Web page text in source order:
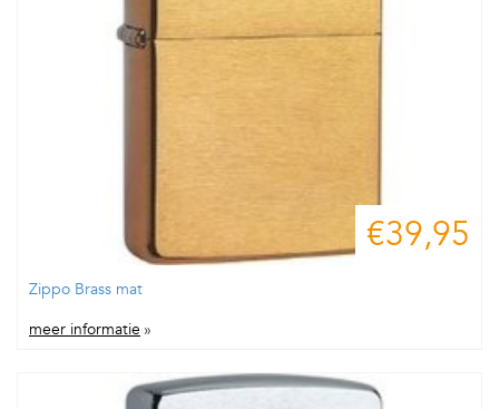
€39,95
Zippo Brass mat
meer informatie »